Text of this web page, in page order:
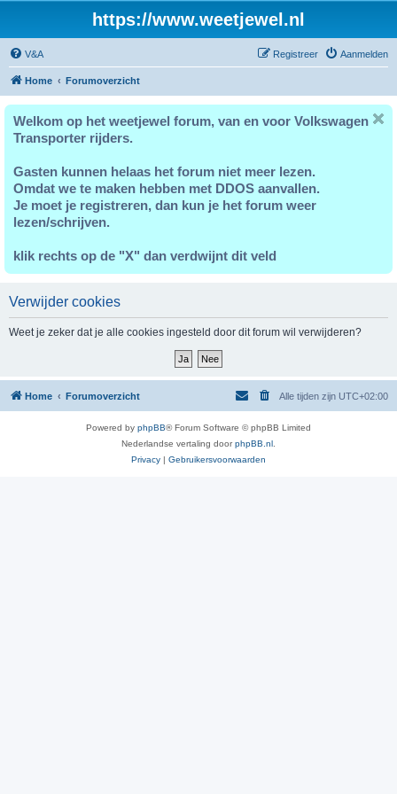
https://www.weetjewel.nl
V&A Aanmelden
Registreer
Home Forumoverzicht
Welkom op het weetjewel forum, van en voor Volkswagen
Transporter rijders.
Gasten kunnen helaas het forum niet meer lezen.
Omdat we te maken hebben met DDOS aanvallen.
Je moet je registreren, dan kun je het forum weer
lezen/schrijven.
klik rechts op de "X" dan verdwijnt dit veld
Verwijder cookies
Weet je zeker dat je alle cookies ingesteld door dit forum wil verwijderen?
Home Forumoverzicht Alle tijden zijn UTC+02:00
Powered by phpBB® Forum Software © phpBB Limited
Nederlandse vertaling doorphpBB.nl
Privacy | Gebruikersvoorwaarden